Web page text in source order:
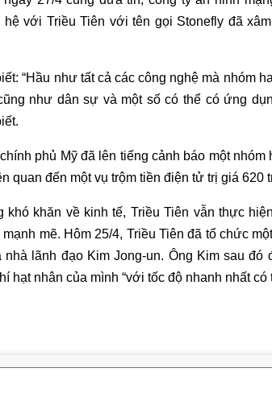
hệ với Triều Tiên với tên gọi Stonefly đã
“Hầu như tất cả các công nghệ mà nhóm
như dân sự và một số có thể có ứng
phủ Mỹ đã lên tiếng cảnh báo một
quan đến một vụ trộm tiền điện tử trị giá 620
khó khăn về kinh tế, Triều Tiên vẫn thực
mẽ. Hôm 25/4, Triều Tiên đã tổ chức
lãnh đạo Kim Jong-un. Ông Kim sau đó
hạt nhân của mình “với tốc độ nhanh nhất có